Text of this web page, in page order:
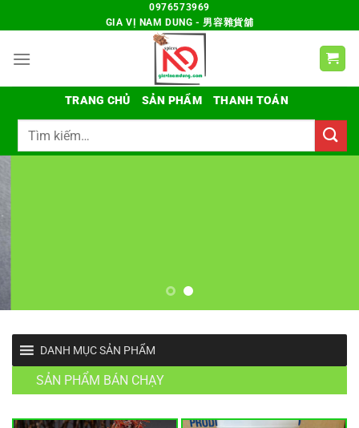
đến
dung
0976573969
GIA VỊ NAM DUNG - 男容雜貨舖
TRANG CHỦ SẢN PHẨM
THANH TOÁN
Tìm
DANH MỤC SẢN PHẨM
SẢN PHẨM BÁN CHẠY